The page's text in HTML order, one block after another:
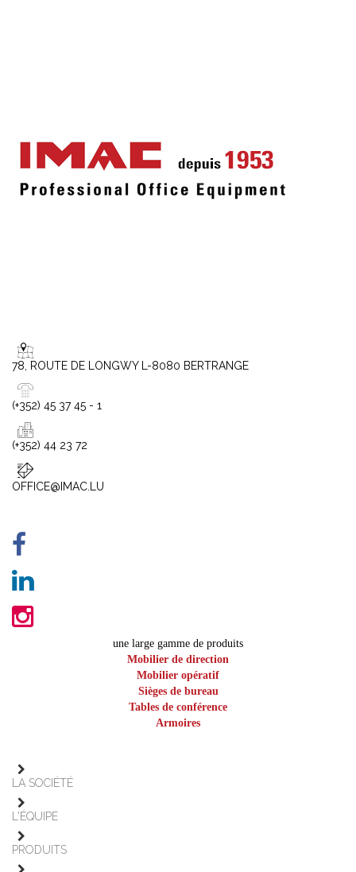
78, ROUTE DE LONGWY L-8080 BERTRANGE
(+352) 45 37 45 - 1
(+352) 44 23 72
OFFICE@IMAC.LU
une large gamme de produits
Mobilier de direction
Mobilier opératif
Sièges de bureau
Tables de conférence
Armoires
LA SOCIÉTÉ
L'ÉQUIPE
PRODUITS